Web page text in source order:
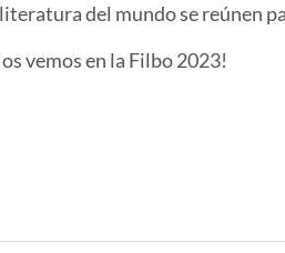
del mundo se reúnen
vemos en la Filbo 2023!